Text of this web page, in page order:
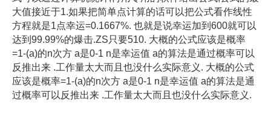
大值接近于1.如果把简单点计算的话可以把公式看作线性
方程就是1点幸运=0.1667%. 也就是说幸运加到600就可以
达到99.99%的爆击.ZS只要510. 大概的公式应该是概率
=1-(a)的n次方 a是0-1 n是幸运值 a的算法是通过概率可以
反推出来 .工作量太大而且也没什么实际意义. 大概的公式
应该是概率=1-(a)的n次方 a是0-1 n是幸运值 a的算法是通
过概率可以反推出来 .工作量太大而且也没什么实际意义.